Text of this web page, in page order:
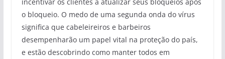
o bloqueio. O medo de uma segunda onda do vírus
significa que cabeleireiros e barbeiros
desempenharão um papel vital na proteção do país,
e estão descobrindo como manter todos em